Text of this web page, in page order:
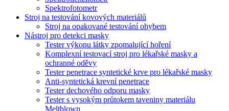
Spektrofotometr
Stroj na testování kovových materiálů
Stroj na opakované testování ohybem
Nástroj pro detekci masky
Tester výkonu látky zpomalující hoření
Komplexní testovací stroj pro lékařské masky a
ochranné oděvy
Tester penetrace syntetické krve pro lékařské masky
Anti-syntetická krevní penetrace
Tester dechového odporu masky
Tester s vysokým průtokem taveniny materiálu
Meltblown